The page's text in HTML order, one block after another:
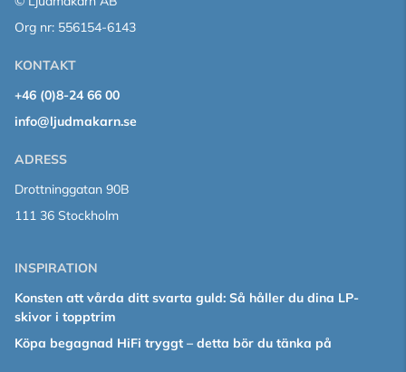
Org nr: 556154-6143
KONTAKT
+46 (0)8-24 66 00
info@ljudmakarn.se
ADRESS
Drottninggatan 90B
111 36 Stockholm
INSPIRATION
Konsten att vårda ditt svarta guld: Så håller du dina LP-
skivor i topptrim
Köpa begagnad HiFi tryggt – detta bör du tänka på